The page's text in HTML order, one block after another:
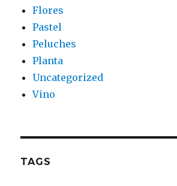
Flores
Pastel
Peluches
Planta
Uncategorized
Vino
TAGS